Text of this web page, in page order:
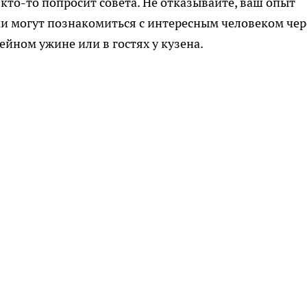
могут познакомиться с интересным человеком
ужине или в гостях у кузена.